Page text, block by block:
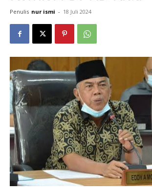
Penulis nur ismi - 18 Juli 2024